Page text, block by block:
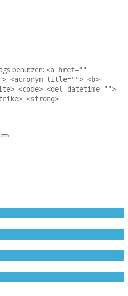
benutzen: <a href=""
title=""> <b>
<code> <del datetime="">
<strong>